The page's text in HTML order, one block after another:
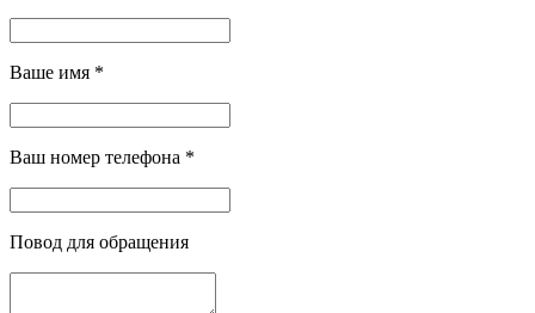
Ваше имя *
Ваш номер телефона *
Повод для обращения